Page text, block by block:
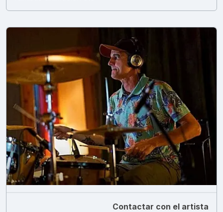
Contactar con el artista